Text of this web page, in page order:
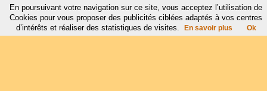
En poursuivant votre navigation sur ce site, vous acceptez l’utilisation de
Cookies pour vous proposer des publicités ciblées adaptés à vos centres
d’intérêts et réaliser des statistiques de visites.
En savoir plus Ok